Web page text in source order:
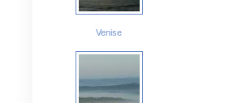
Venise